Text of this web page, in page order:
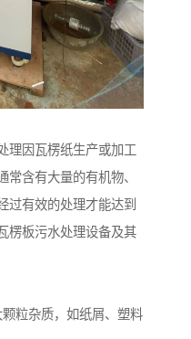
理因瓦楞纸生产或加工
含有大量的有机物、
过有效的处理才能达到
楞板污水处理设备及其
粒杂质，如纸屑、塑料